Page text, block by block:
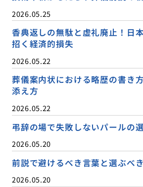
2026.05.25
香典返しの無駄と虚礼廃止！日
招く経済的損失
2026.05.22
葬儀案内状における略歴の書き
添え方
2026.05.22
弔辞の場で失敗しないパールの
2026.05.20
前説で避けるべき言葉と選ぶべ
2026.05.20